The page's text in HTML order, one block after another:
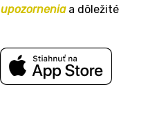
upozorneniaa dôležité